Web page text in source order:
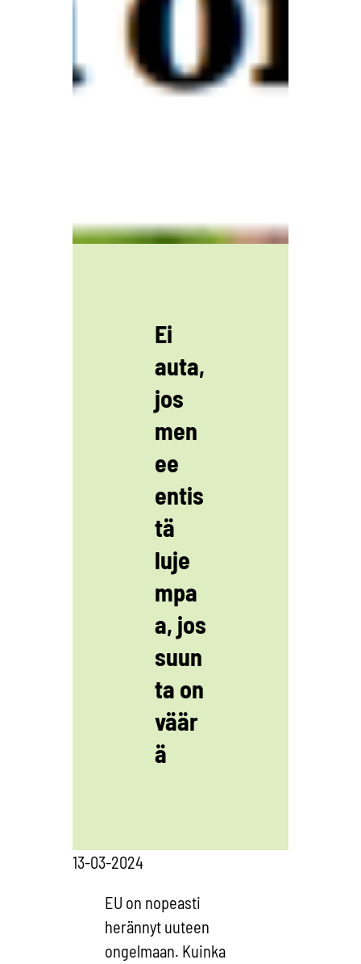
Ei
auta,
jos
men
ee
entis
tä
luje
mpa
a, jos
suun
ta on
väär
ä
13-03-2024
EU on nopeasti
herännyt uuteen
ongelmaan. Kuinka